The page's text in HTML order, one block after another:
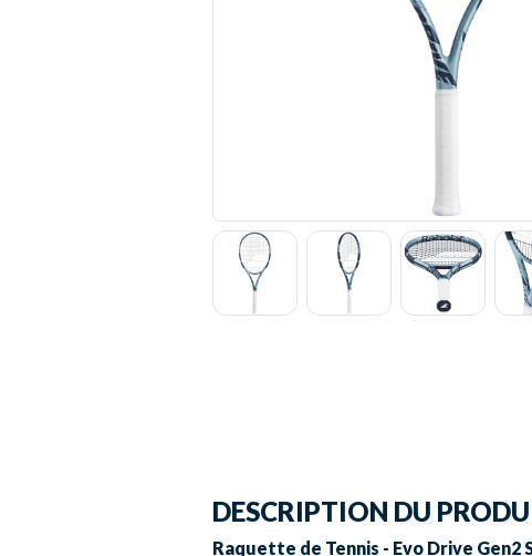
DESCRIPTION DU
Raquette de Tennis - Evo Drive Gen2